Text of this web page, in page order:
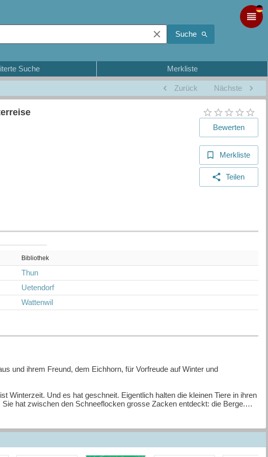
Suche
Suche Merkliste
Zurück Nächste
Bewerten
Merkliste
Teilen
Bibliothek
Thun
Uetendorf
Wattenwil
und ihrem Freund, dem Eichhorn, für Vorfreude auf Winter und
Winterzeit. Und es hat geschneit. Eigentlich halten die kleinen Tiere in ihren
hat zwischen den Schneeflocken grosse Zacken entdeckt: die Berge.
auf die Gipfel steigen und die Welt von oben sehen.
Dabei treffen sie auf die freundlichen Maulwürfe und einen einsamen
und sogar ein Zuhause für den Schlittenhund finden?